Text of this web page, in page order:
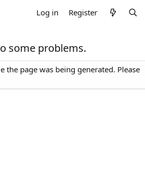
Log in Register
some problems.
the page was being generated. Please